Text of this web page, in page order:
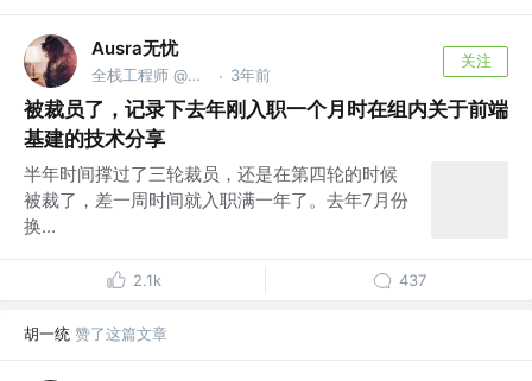
Ausra无忧
全栈工程师 @成都 · 3年前
关注
被裁员了，记录下去年刚入职一个月时在组内关于前端
基建的技术分享
半年时间撑过了三轮裁员，还是在第四轮的时候
被裁了，差一周时间就入职满一年了。去年7月份
换...
2.1k 437
胡一统 赞了这篇文章